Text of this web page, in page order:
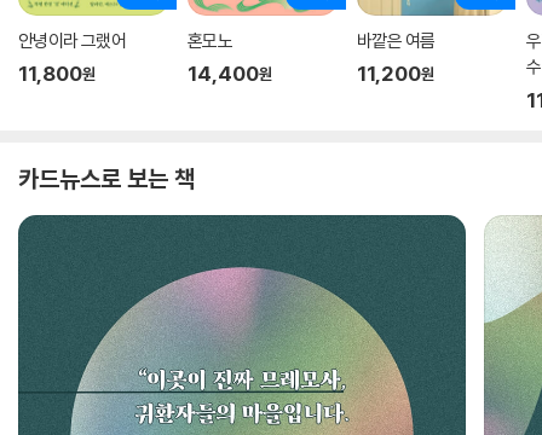
안녕이라 그랬어
11,800원
혼모노
14,400원
바깥은 여름
11,200원
카드뉴스로 보는 책